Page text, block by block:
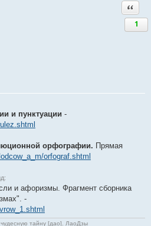
1
и пунктуации -
орфографии. Прямая
orfograf.shtml
и афоризмы. Фрагмент сборника
-
чудесную тайну [дао]. ЛаоДзы